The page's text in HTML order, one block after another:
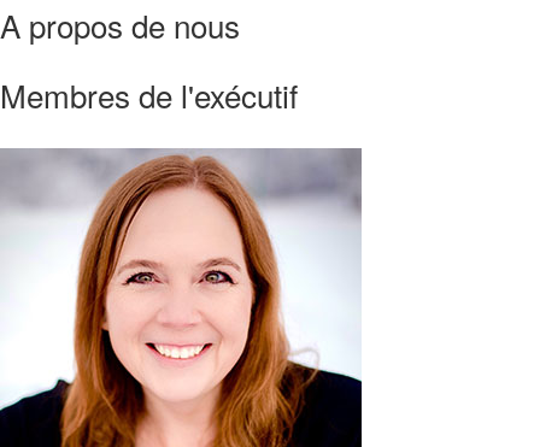
A propos de nous
Membres de l'exécutif